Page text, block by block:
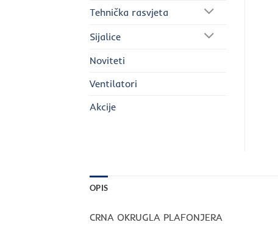
Tehnička rasvjeta
Sijalice
Noviteti
Ventilatori
Akcije
OPIS
CRNA OKRUGLA PLAFONJERA